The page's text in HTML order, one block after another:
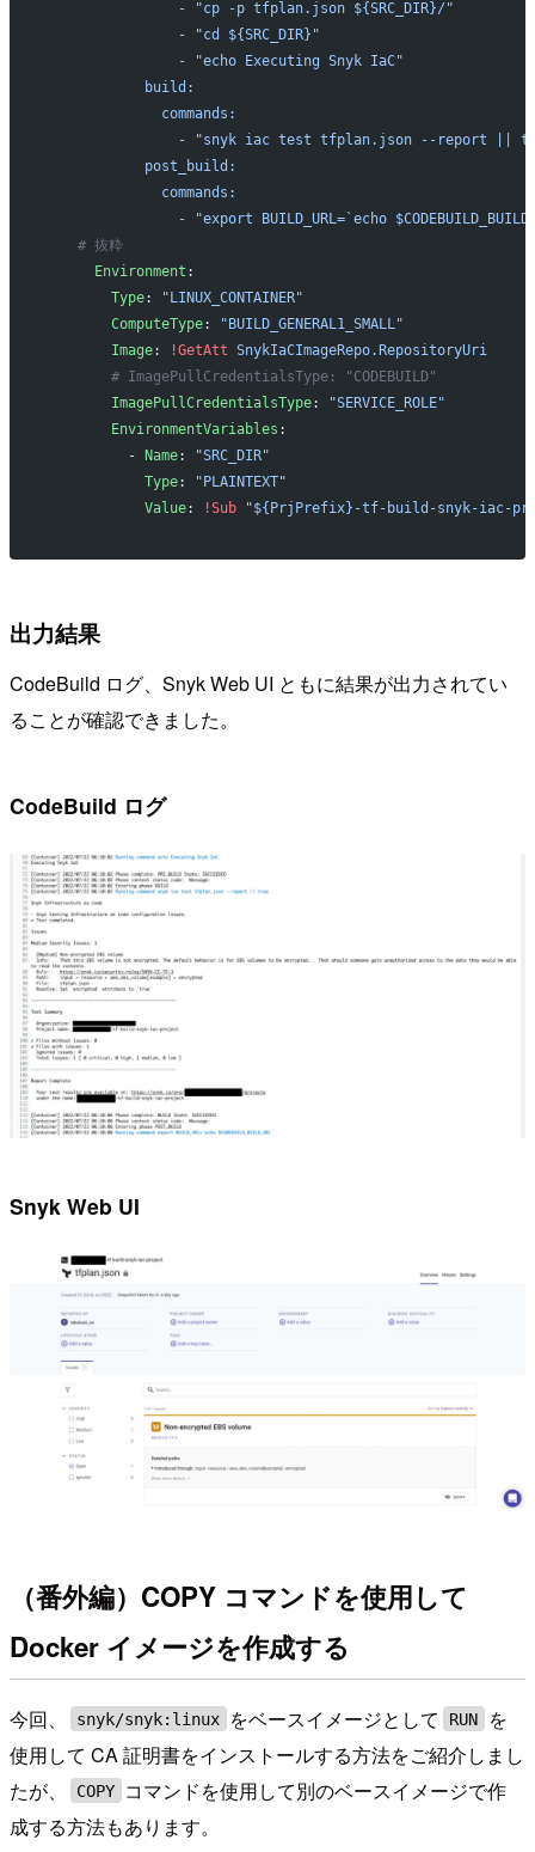
                - "cp -p tfplan.json ${SRC_DIR}/"
                - "cd ${SRC_DIR}"
                - "echo Executing Snyk IaC"
            build:
              commands:
- "snyk iac test tfplan.json --report ||
            post_build:
              commands:
- "export BUILD_URL=`echo
    # 抜粋
      Environment
:
        Type
:
"LINUX_CONTAINER"
        ComputeType
:
"BUILD_GENERAL1_SMALL"
        Image
: !GetAtt SnykIaCImageRepo.RepositoryUri
        # ImagePullCredentialsType: "CODEBUILD"
        ImagePullCredentialsType
:
"SERVICE_ROLE"
        EnvironmentVariables
:
          -
Name:
"SRC_DIR"
            Type
:
"PLAINTEXT"
            Value
: !Sub "${PrjPrefix}-tf-build-snyk-iac-
出力結果
CodeBuild ログ、Snyk Web UI ともに結果が出力されてい
ることが確認できました。
CodeBuild ログ
Snyk Web UI
（番外編）COPY コマンドを使用して
Docker イメージを作成する
今回、 snyk/snyk:linux をベースイメージとして RUN
を
使用して CA 証明書をインストールする方法をご紹介しまし
たが、
COPY
コマンドを使用して別のベースイメージで作
成する方法もあります。